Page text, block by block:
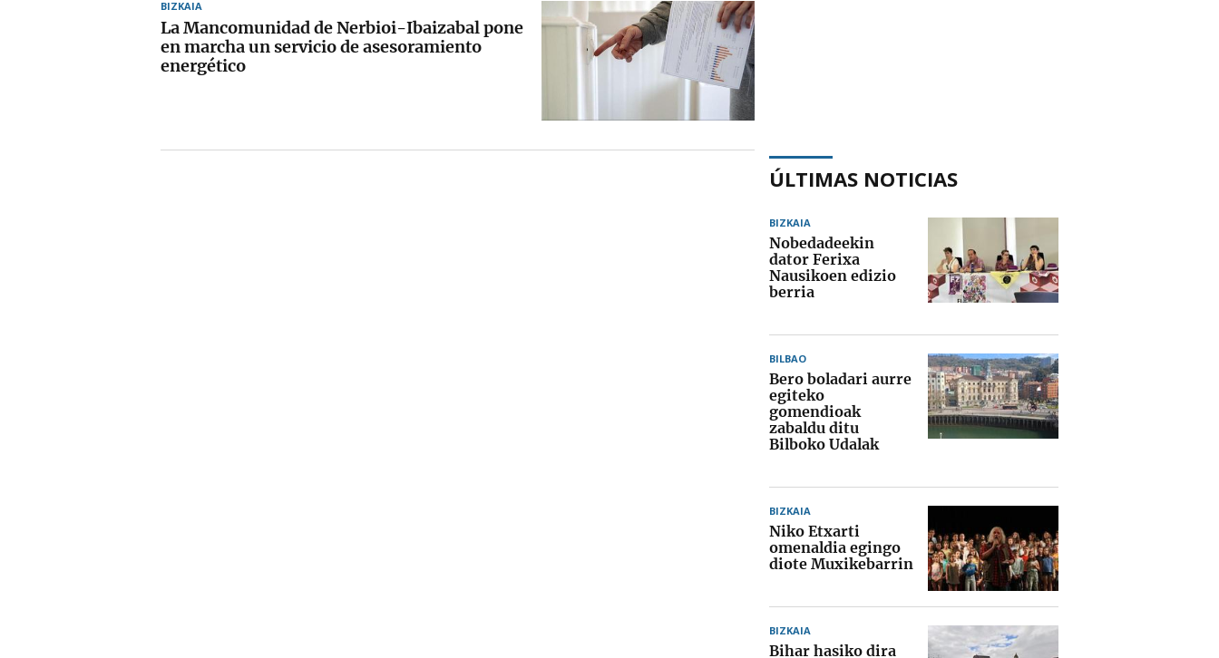
BIZKAIA
La Mancomunidad de Nerbioi-Ibaizabal pone
en marcha un servicio de asesoramiento
energético
ÚLTIMAS NOTICIAS
BIZKAIA
Nobedadeekin
dator Ferixa
Nausikoen edizio
berria
BILBAO
Bero boladari aurre
egiteko
gomendioak
zabaldu ditu
Bilboko Udalak
BIZKAIA
Niko Etxarti
omenaldia egingo
diote Muxikebarrin
BIZKAIA
Bihar hasiko dira